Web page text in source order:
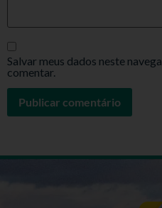
Salvar meus dados neste
comentar.